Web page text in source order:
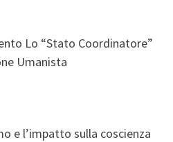
Lo “Stato Coordinatore”
Umanista
e l’impatto sulla coscienza